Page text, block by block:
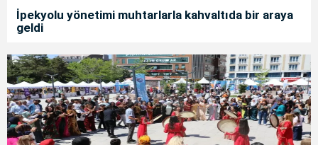
İpekyolu yönetimi muhtarlarla kahvaltıda bir araya
geldi